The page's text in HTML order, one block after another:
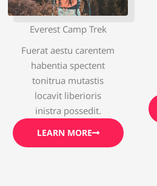
Everest Camp Trek
Fuerat aestu carentem
habentia spectent
tonitrua mutastis
locavit liberioris
inistra possedit.
LEARN MORE